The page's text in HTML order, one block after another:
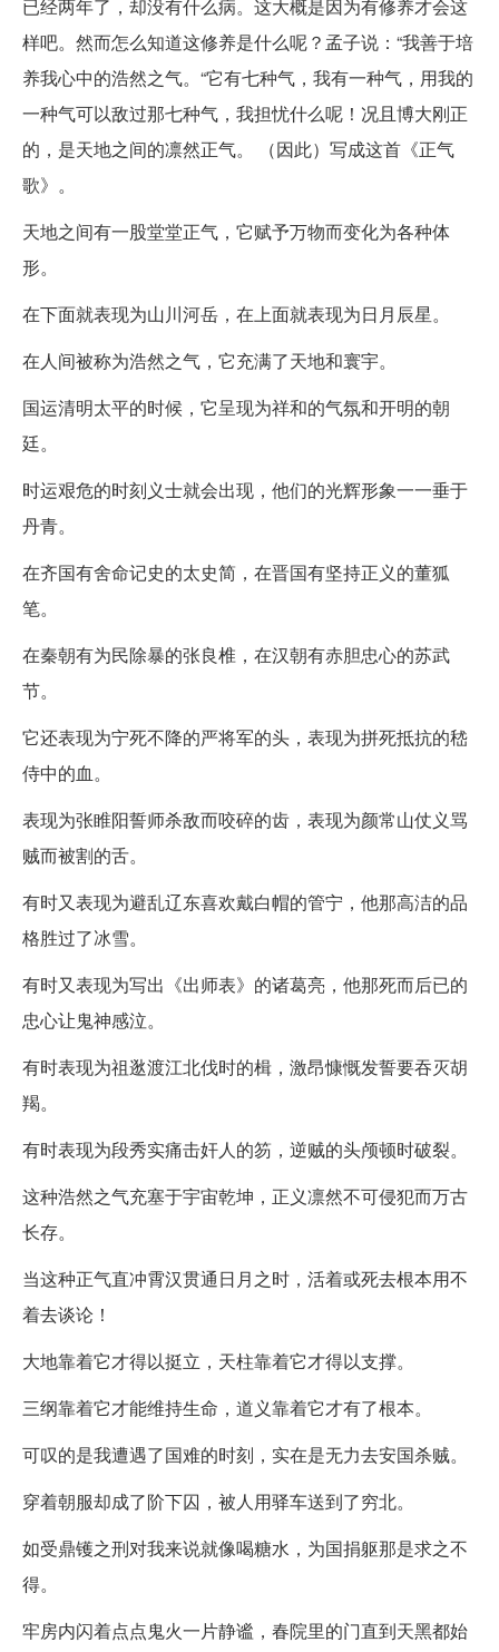
已经两年了，却没有什么病。这大概是因为有修养才会这
样吧。然而怎么知道这修养是什么呢？孟子说：“我善于培
养我心中的浩然之气。“它有七种气，我有一种气，用我的
一种气可以敌过那七种气，我担忧什么呢！况且博大刚正
的，是天地之间的凛然正气。 （因此）写成这首《正气
歌》。
天地之间有一股堂堂正气，它赋予万物而变化为各种体
形。
在下面就表现为山川河岳，在上面就表现为日月辰星。
在人间被称为浩然之气，它充满了天地和寰宇。
国运清明太平的时候，它呈现为祥和的气氛和开明的朝
廷。
时运艰危的时刻义士就会出现，他们的光辉形象一一垂于
丹青。
在齐国有舍命记史的太史简，在晋国有坚持正义的董狐
笔。
在秦朝有为民除暴的张良椎，在汉朝有赤胆忠心的苏武
节。
它还表现为宁死不降的严将军的头，表现为拼死抵抗的嵇
侍中的血。
表现为张睢阳誓师杀敌而咬碎的齿，表现为颜常山仗义骂
贼而被割的舌。
有时又表现为避乱辽东喜欢戴白帽的管宁，他那高洁的品
格胜过了冰雪。
有时又表现为写出《出师表》的诸葛亮，他那死而后已的
忠心让鬼神感泣。
有时表现为祖逖渡江北伐时的楫，激昂慷慨发誓要吞灭胡
羯。
有时表现为段秀实痛击奸人的笏，逆贼的头颅顿时破裂。
这种浩然之气充塞于宇宙乾坤，正义凛然不可侵犯而万古
长存。
当这种正气直冲霄汉贯通日月之时，活着或死去根本用不
着去谈论！
大地靠着它才得以挺立，天柱靠着它才得以支撑。
三纲靠着它才能维持生命，道义靠着它才有了根本。
可叹的是我遭遇了国难的时刻，实在是无力去安国杀贼。
穿着朝服却成了阶下囚，被人用驿车送到了穷北。
如受鼎镬之刑对我来说就像喝糖水，为国捐躯那是求之不
得。
牢房内闪着点点鬼火一片静谧，春院里的门直到天黑都始